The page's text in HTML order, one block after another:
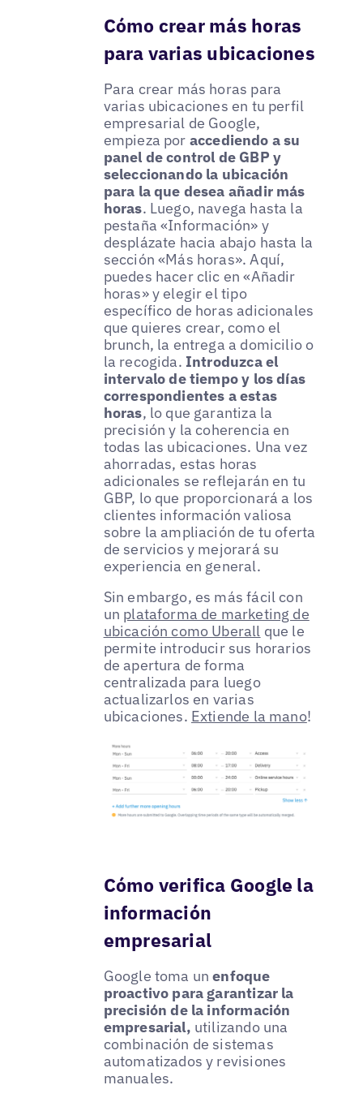
Cómo crear más horas
para varias ubicaciones
Para crear más horas para
varias ubicaciones en tu perfil
empresarial de Google,
empieza por accediendo a su
panel de control de GBP y
seleccionando la ubicación
para la que desea añadir más
horas. Luego, navega hasta la
pestaña «Información» y
desplázate hacia abajo hasta la
sección «Más horas». Aquí,
puedes hacer clic en «Añadir
horas» y elegir el tipo
específico de horas adicionales
que quieres crear, como el
brunch, la entrega a domicilio o
la recogida. Introduzca el
intervalo de tiempo y los días
correspondientes a estas
horas, lo que garantiza la
precisión y la coherencia en
todas las ubicaciones. Una vez
ahorradas, estas horas
adicionales se reflejarán en tu
GBP, lo que proporcionará a los
clientes información valiosa
sobre la ampliación de tu oferta
de servicios y mejorará su
experiencia en general.
Sin embargo, es más fácil con
un plataforma de marketing de
ubicación como Uberall que le
permite introducir sus horarios
de apertura de forma
centralizada para luego
actualizarlos en varias
ubicaciones. Extiende la mano!
Cómo verifica Google la
información
empresarial
Google toma unenfoque
proactivo para garantizar la
precisión de la información
empresarial, utilizando una
combinación de sistemas
automatizados y revisiones
manuales.